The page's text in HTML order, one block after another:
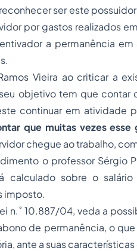
ser este
por gastos realizados
a permanência
Vieira ao criticar a
objetivo tem que contar
continuar em atividade
que muitas vezes esse
chegue ao trabalho,
o professor Sérgio
calculado sobre o
imposto.
n.˚ 10.887/04, veda a
de permanência, o
ante a suas